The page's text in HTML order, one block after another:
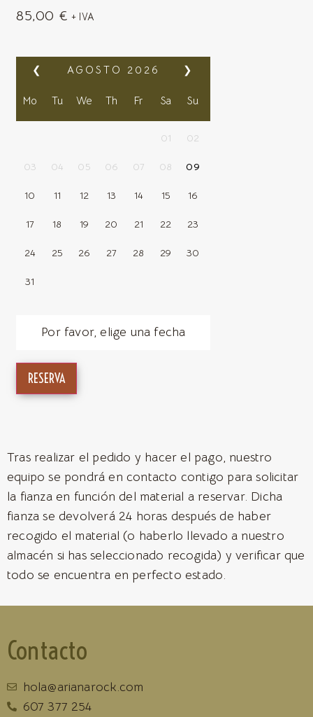
85,00 € + IVA
❮ ❯
AGOSTO 2026
Mo Tu We Th Fr Sa Su
01 02
03 04 05 06 07 08 09
10 11 12 13 14 15 16
17 18 19 20 21 22 23
24 25 26 27 28 29 30
31
Por favor, elige una fecha
RESERVA
Tras realizar el pedido y hacer el pago, nuestro
equipo se pondrá en contacto contigo para solicitar
la fianza en función del material a reservar. Dicha
fianza se devolverá 24 horas después de haber
recogido el material (o haberlo llevado a nuestro
almacén si has seleccionado recogida) y verificar que
todo se encuentra en perfecto estado.
Contacto
hola@arianarock.com
607 377 254